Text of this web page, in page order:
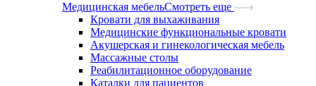
Медицинская мебельСмотреть еще
Кровати для выхаживания
Медицинские функциональные кровати
Акушерская и гинекологическая мебель
Массажные столы
Реабилитационное оборудование
Каталки для пациентов